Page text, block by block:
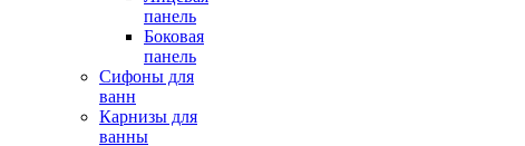
панель
Боковая
панель
Сифоны для
ванн
Карнизы для
ванны